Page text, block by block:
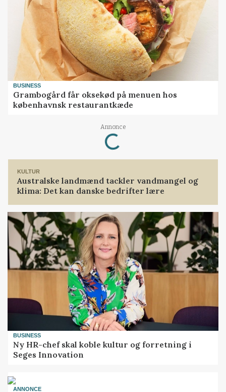
BUSINESS
Grambogård får oksekød på menuen hos
københavnsk restaurantkæde
Annonce
Loading...
KULTUR
Australske landmænd tackler vandmangel og
klima: Det kan danske bedrifter lære
BUSINESS
Ny HR-chef skal koble kultur og forretning i
Seges Innovation
ANNONCE